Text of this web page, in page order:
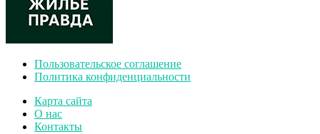
Пользовательское соглашение
Политика конфиденциальности
Карта сайта
О нас
Контакты